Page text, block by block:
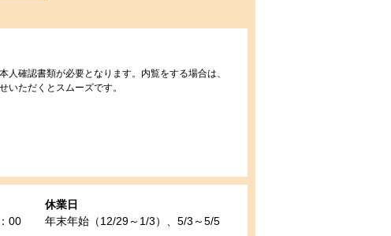
人確認書類が必要となります。内覧をする場合は、
いただくとスムーズです。
00
休業日
年末年始（12/29～1/3）、5/3～5/5